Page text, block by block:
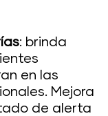
: brinda
en las
Mejora
de alerta